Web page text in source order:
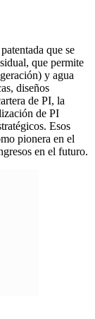
que se
que permite
y agua
diseños
de PI, la
de PI
Esos
pionera en el
en el futuro.